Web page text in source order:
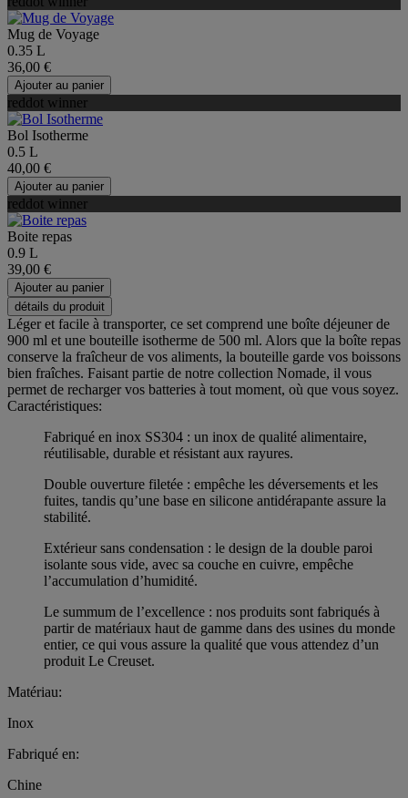
Mug de Voyage
0.35 L
36,00 €
Ajouter au panier
reddot winner
Bol Isotherme
0.5 L
40,00 €
Ajouter au panier
reddot winner
Boite repas
0.9 L
39,00 €
Ajouter au panier
détails du produit
Léger et facile à transporter, ce set comprend une boîte déjeuner de
900 ml et une bouteille isotherme de 500 ml. Alors que la boîte repas
conserve la fraîcheur de vos aliments, la bouteille garde vos boissons
bien fraîches. Faisant partie de notre collection Nomade, il vous
permet de recharger vos batteries à tout moment, où que vous soyez.
Caractéristiques:
Fabriqué en inox SS304 : un inox de qualité alimentaire,
réutilisable, durable et résistant aux rayures.
Double ouverture filetée : empêche les déversements et les
fuites, tandis qu’une base en silicone antidérapante assure la
stabilité.
Extérieur sans condensation : le design de la double paroi
isolante sous vide, avec sa couche en cuivre, empêche
l’accumulation d’humidité.
Le summum de l’excellence : nos produits sont fabriqués à
partir de matériaux haut de gamme dans des usines du monde
entier, ce qui vous assure la qualité que vous attendez d’un
produit Le Creuset.
Matériau:
Inox
Fabriqué en:
Chine